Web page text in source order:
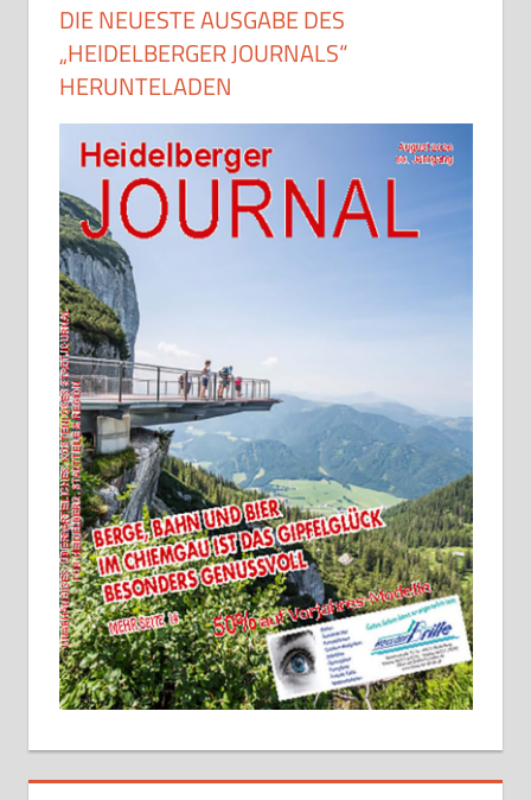
DIE NEUESTE AUSGABE DES
„HEIDELBERGER JOURNALS“
HERUNTELADEN